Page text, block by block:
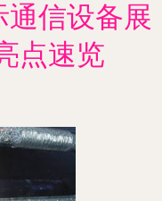
信设备展
点速览